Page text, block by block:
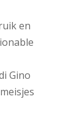
en
Gino